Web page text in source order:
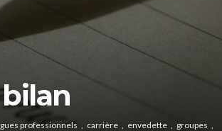
professionnels carrière envedette
groupes